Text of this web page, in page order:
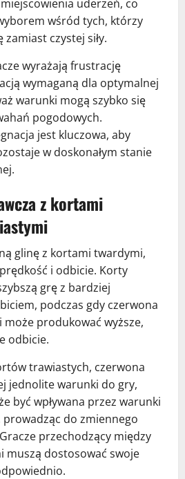
uderzeń, co
wśród tych, którzy
czystej siły.
wyrażają frustrację
wymaganą dla optymalnej
warunki mogą szybko się
pogodowych.
jest kluczowa, aby
w doskonałym stanie
z kortami
glinę z kortami twardymi,
i odbicie. Korty
grę z bardziej
podczas gdy czerwona
produkować wyższe,
odbicie.
trawiastych, czerwona
jednolite warunki do gry,
być wpływana przez warunki
do zmiennego
przechodzący między
muszą dostosować swoje